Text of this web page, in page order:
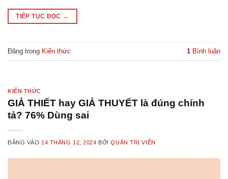
TIẾP TỤC ĐỌC →
Đăng trong Kiến thức 1 Bình luận
KIẾN THỨC
GIẢ THIẾT hay GIẢ THUYẾT là đúng chính
tả? 76% Dùng sai
ĐĂNG VÀO 14 THÁNG 12, 2024 BỞIQUẢN TRỊ VIÊN